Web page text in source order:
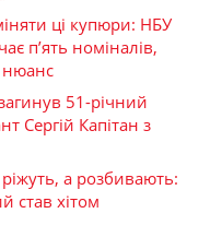
ці купюри: НБУ
п’ять номіналів,
51-річний
Сергій Капітан з
а розбивають:
став хітом